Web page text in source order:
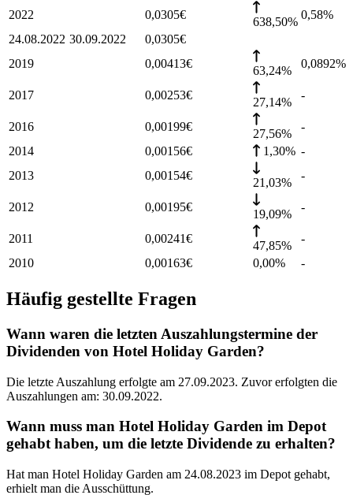
2022
0,0305€
638,50%
0,58%
24.08.2022 30.09.2022 0,0305€
2019
0,00413€
63,24%
0,0892%
2017 0,00253€
27,14%
-
2016 0,00199€
27,56%
-
2014
0,00156€ 1,30% -
2013
0,00154€
21,03%
-
2012 0,00195€
19,09%
-
2011 0,00241€
47,85%
-
2010
0,00163€ 0,00% -
Häufig gestellte Fragen
Wann waren die letzten Auszahlungstermine der
Dividenden von Hotel Holiday Garden?
Die letzte Auszahlung erfolgte am 27.09.2023. Zuvor erfolgten die
Auszahlungen am: 30.09.2022.
Wann muss man Hotel Holiday Garden im Depot
gehabt haben, um die letzte Dividende zu erhalten?
Hat man Hotel Holiday Garden am 24.08.2023 im Depot gehabt,
erhielt man die Ausschüttung.